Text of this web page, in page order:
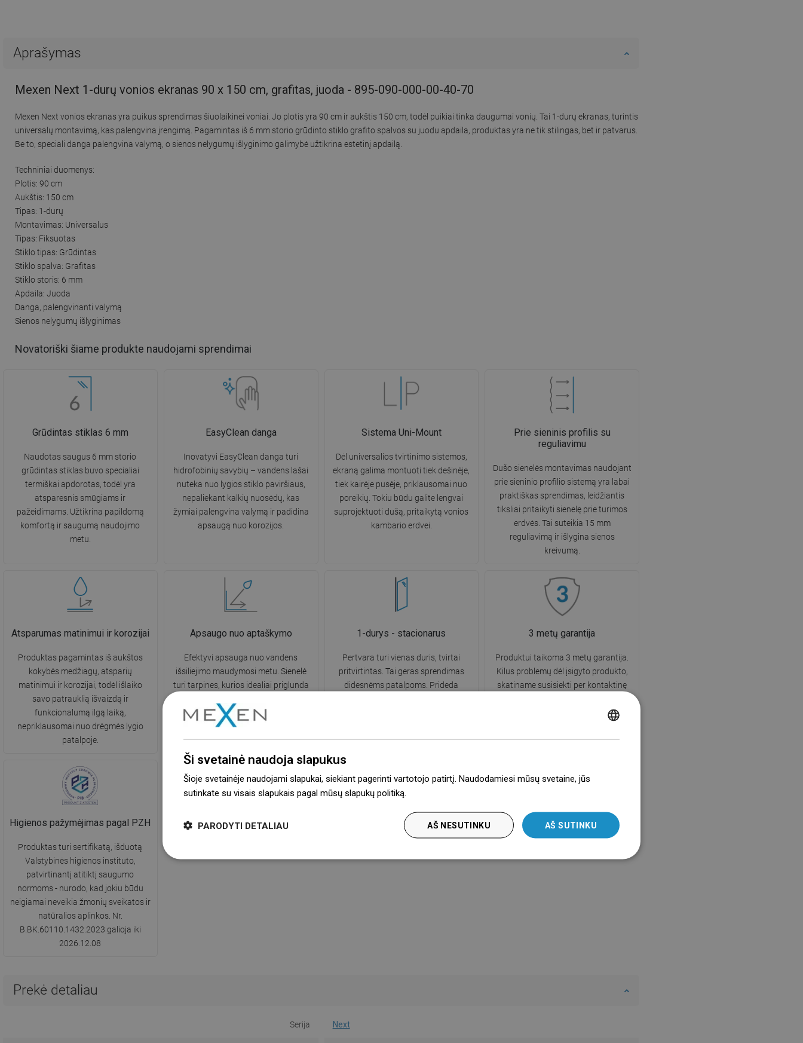
Aprašymas
Mexen Next 1-durų vonios ekranas 90 x 150 cm, grafitas, juoda - 895-090-000-00-40-70
Mexen Next vonios ekranas yra puikus sprendimas šiuolaikinei voniai. Jo plotis yra 90 cm ir aukštis 150 cm, todėl puikiai tinka daugumai vonių. Tai 1-durų ekranas, turintis
universalų montavimą, kas palengvina įrengimą. Pagamintas iš 6 mm storio grūdinto stiklo grafito spalvos su juodu apdaila, produktas yra ne tik stilingas, bet ir patvarus.
Be to, speciali danga palengvina valymą, o sienos nelygumų išlyginimo galimybė užtikrina estetinį apdailą.
Techniniai duomenys:
Plotis: 90 cm
Aukštis: 150 cm
Tipas: 1-durų
Montavimas: Universalus
Tipas: Fiksuotas
Stiklo tipas: Grūdintas
Stiklo spalva: Grafitas
Stiklo storis: 6 mm
Apdaila: Juoda
Danga, palengvinanti valymą
Sienos nelygumų išlyginimas
Novatoriški šiame produkte naudojami sprendimai
Grūdintas stiklas 6 mm
Naudotas saugus 6 mm storio
grūdintas stiklas buvo specialiai
termiškai apdorotas, todėl yra
atsparesnis smūgiams ir
pažeidimams. Užtikrina papildomą
komfortą ir saugumą naudojimo
metu.
EasyClean danga
Inovatyvi EasyClean danga turi
hidrofobinių savybių – vandens lašai
nuteka nuo lygios stiklo paviršiaus,
nepaliekant kalkių nuosėdų, kas
žymiai palengvina valymą ir padidina
apsaugą nuo korozijos.
Sistema Uni-Mount
Dėl universalios tvirtinimo sistemos,
ekraną galima montuoti tiek dešinėje,
tiek kairėje pusėje, priklausomai nuo
poreikių. Tokiu būdu galite lengvai
suprojektuoti dušą, pritaikytą vonios
kambario erdvei.
Prie sieninis profilis su
reguliavimu
Dušo sienelės montavimas naudojant
prie sieninio profilio sistemą yra labai
praktiškas sprendimas, leidžiantis
tiksliai pritaikyti sienelę prie turimos
erdvės. Tai suteikia 15 mm
reguliavimą ir išlygina sienos
kreivumą.
Atsparumas matinimui ir korozijai
Produktas pagamintas iš aukštos
kokybės medžiagų, atsparių
matinimui ir korozijai, todėl išlaiko
savo patrauklią išvaizdą ir
funkcionalumą ilgą laiką,
nepriklausomai nuo drėgmės lygio
patalpoje.
Apsaugo nuo aptaškymo
Efektyvi apsauga nuo vandens
išsiliejimo maudymosi metu. Sienelė
turi tarpines, kurios idealiai priglunda
Funkcionalus sprendimas,
užtikrinantis saugumą ir lengvą
švaros palaikymą.
1-durys - stacionarus
Pertvara turi vienas duris, tvirtai
pritvirtintas. Tai geras sprendimas
didesnėms patalpoms. Prideda
naudojant.
3 metų garantija
Produktui taikoma 3 metų garantija.
Kilus problemų dėl įsigyto produkto,
skatiname susisiekti per kontaktinę
aptarnavimo linijos numeriu.
Higienos pažymėjimas pagal PZH
Produktas turi sertifikatą, išduotą
Valstybinės higienos instituto,
patvirtinantį atitiktį saugumo
normoms - nurodo, kad jokiu būdu
neigiamai neveikia žmonių sveikatos ir
natūralios aplinkos. Nr.
B.BK.60110.1432.2023 galioja iki
2026.12.08
Prekė detaliau
Serija Next
LITHUANIAN
Ši svetainė naudoja slapukus
Šioje svetainėje naudojami slapukai, siekiant pagerinti vartotojo patirtį. Naudodamiesi mūsų svetaine, jūs
sutinkate su visais slapukais pagal mūsų slapukų politiką.
AŠ SUTINKU
AŠ NESUTINKU
PARODYTI DETALIAU